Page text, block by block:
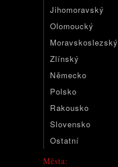
Jihomoravský
Olomoucký
Moravskoslezský
Zlínský
Německo
Polsko
Rakousko
Slovensko
Ostatní
Města: